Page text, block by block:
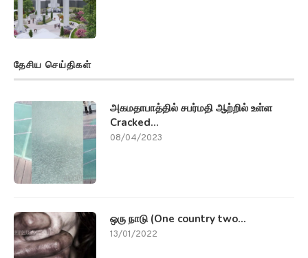
தேசிய செய்திகள்
அகமதாபாத்தில் சபர்மதி ஆற்றில் உள்ள
Cracked...
08/04/2023
ஒரு நாடு (One country two...
13/01/2022